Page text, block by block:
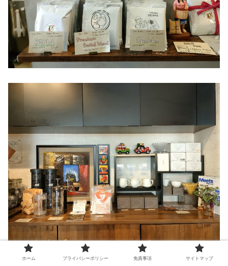
コーヒー好きの方へのギフトやお土産を買うときには、カ
ホーム プライバシーポリシー 免責事項 サイトマップ